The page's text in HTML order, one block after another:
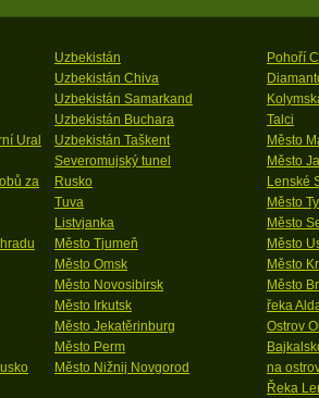
Ural
za
Uzbekistán
Uzbekistán Chiva
Uzbekistán Samarkand
Uzbekistán Buchara
Uzbekistán Taškent
Severomujský tunel
Rusko
Tuva
Listvjanka
Město Tjumeň
Město Omsk
Město Novosibirsk
Město Irkutsk
Město Jekatěrinburg
Město Perm
Město Nižnij Novgorod
Pohoří
Talci
Město
Město
Lenské
Město
Město
Město
Město
Město
řeka
Ostrov
na
Řeka